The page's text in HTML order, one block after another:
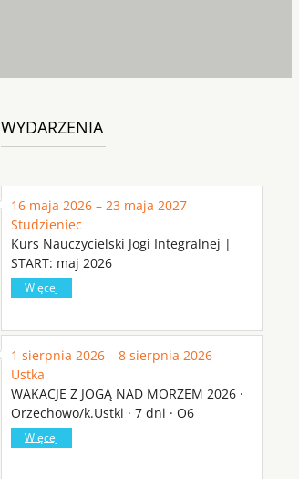
WYDARZENIA
16 maja 2026 – 23 maja 2027
Studzieniec
Kurs Nauczycielski Jogi Integralnej |
START: maj 2026
Więcej
1 sierpnia 2026 – 8 sierpnia 2026
Ustka
WAKACJE Z JOGĄ NAD MORZEM 2026 ·
Orzechowo/k.Ustki · 7 dni · O6
Więcej